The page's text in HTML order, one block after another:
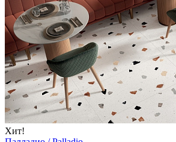
Хит!